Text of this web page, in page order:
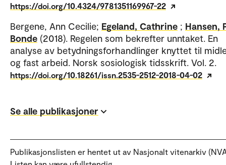
https://doi.org/10.4324/9781351169967-22
Bergene, Ann Cecilie; Egeland, Cathrine ; Hansen,
Bonde (2018). Regelen som bekrefter unntaket. En
analyse av betydningsforhandlinger knyttet til
og fast arbeid. Norsk sosiologisk tidsskrift. Vol. 2.
https://doi.org/10.18261/issn.2535-2512-2018-04-02
Se alle publikasjoner
Publikasjonslisten er hentet ut av Nasjonalt vitenarkiv